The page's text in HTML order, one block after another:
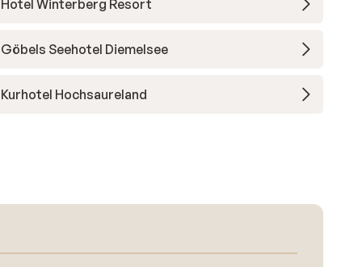
Hotel Winterberg Resort
Göbels Seehotel Diemelsee
Kurhotel Hochsaureland